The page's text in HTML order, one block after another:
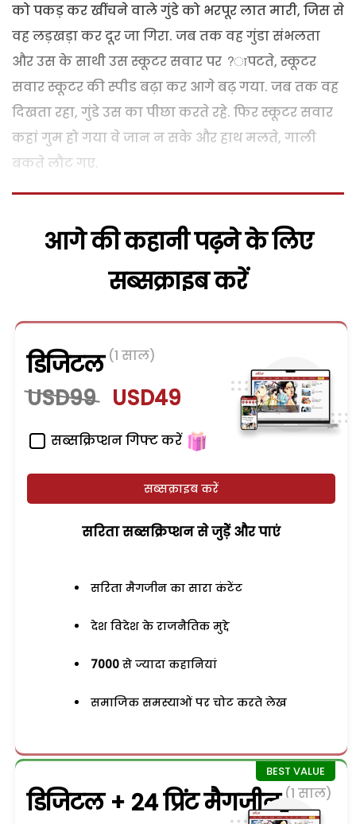
को पकड़ कर खींचने वाले गुंडे को भरपूर लात मारी, जिस से
वह लड़खड़ा कर दूर जा गिरा. जब तक वह गुंडा संभलता
और उस के साथी उस स्कूटर सवार पर ?ापटते, स्कूटर
सवार स्कूटर की स्पीड बढ़ा कर आगे बढ़ गया. जब तक वह
दिखता रहा, गुंडे उस का पीछा करते रहे. फिर स्कूटर सवार
कहां गुम हो गया वे जान न सके और हाथ मलते, गाली
बकते लौट गए.
आगे की कहानी पढ़ने के लिए
सब्सक्राइब करें
डिजिटल (1 साल)
USD99 USD49
सब्सक्रिप्शन गिफ्ट करें
सब्सक्राइब करें
सरिता सब्सक्रिप्शन से जुड़ेें और पाएं
सरिता मैगजीन का सारा कंटेंट
देश विदेश के राजनैतिक मुद्दे
7000 से ज्यादा कहानियां
समाजिक समस्याओं पर चोट करते लेख
डिजिटल + 24 प्रिंट मैगजीन (1 साल)